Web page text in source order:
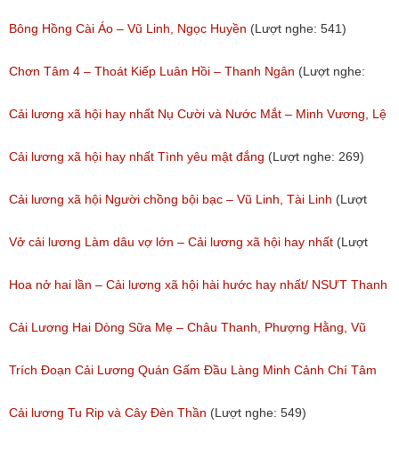
Bông Hồng Cài Áo – Vũ Linh, Ngọc Huyền (Lượt nghe: 541)
Chơn Tâm 4 – Thoát Kiếp Luân Hồi – Thanh Ngân (Lượt nghe:
267)
Cải lương xã hội hay nhất Nụ Cười và Nước Mắt – Minh Vương, Lệ
Thủy
(Lượt nghe: 776)
Cải lương xã hội hay nhất Tình yêu mật đắng (Lượt nghe: 269)
Cải lương xã hội Người chồng bội bạc – Vũ Linh, Tài Linh (Lượt
nghe: 473)
Vở cải lương Làm dâu vợ lớn – Cải lương xã hội hay nhất (Lượt
nghe: 383)
Hoa nở hai lần – Cải lương xã hội hài hước hay nhất/ NSƯT Thanh
Ngân, NSƯT Vũ Linh
(Lượt nghe: 191)
Cải Lương Hai Dòng Sữa Mẹ – Châu Thanh, Phượng Hằng, Vũ
Minh Vương, Linh Vương, Phương Hồng Thủy
(Lượt nghe: 609)
Trích Đoạn Cải Lương Quán Gấm Đầu Làng Minh Cảnh Chí Tâm
(Lượt nghe: 285)
Cải lương Tu Rip và Cây Đèn Thần (Lượt nghe: 549)